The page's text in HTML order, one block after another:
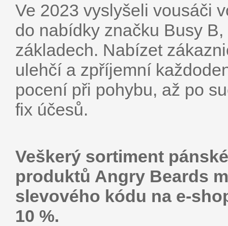
Ve 2023 vyslyšeli vousáči
do nabídky značku Busy
základech. Nabízet
ulehčí a zpříjemní
pocení při pohybu, až po
fix účesů.
Veškerý sortiment
produktů Angry Beards
slevového kódu na e-
10 %.